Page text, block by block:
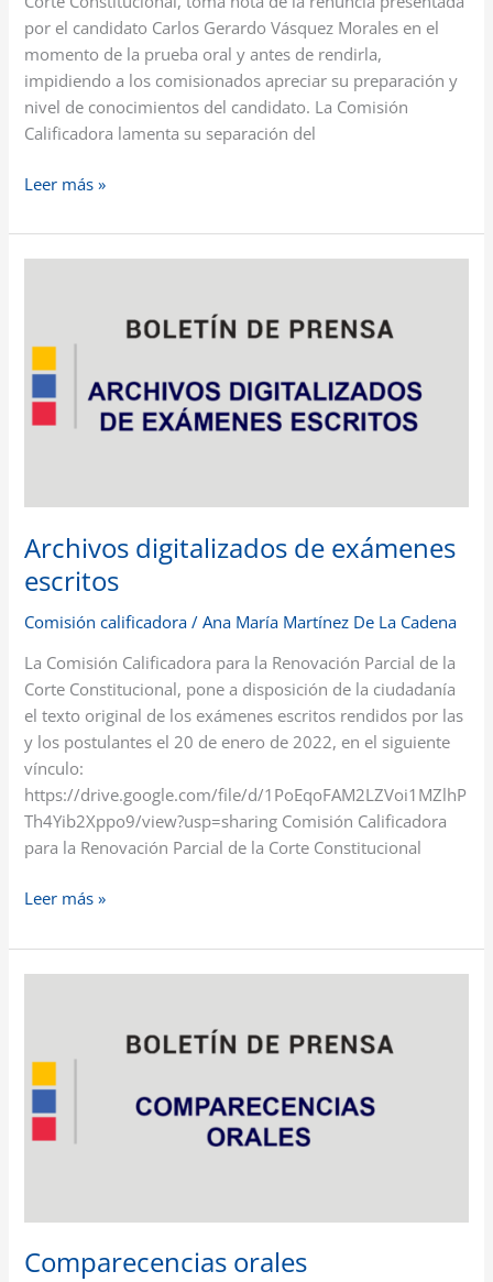
por el candidato Carlos Gerardo Vásquez Morales en el
momento de la prueba oral y antes de rendirla,
impidiendo a los comisionados apreciar su preparación y
nivel de conocimientos del candidato. La Comisión
Calificadora lamenta su separación del
Leer más »
Archivos digitalizados de exámenes
escritos
Comisión calificadora /Ana María Martínez De La Cadena
La Comisión Calificadora para la Renovación Parcial de la
Corte Constitucional, pone a disposición de la ciudadanía
el texto original de los exámenes escritos rendidos por las
y los postulantes el 20 de enero de 2022, en el siguiente
vínculo:
https://drive.google.com/file/d/1PoEqoFAM2LZVoi1MZlhP
Th4Yib2Xppo9/view?usp=sharing Comisión Calificadora
para la Renovación Parcial de la Corte Constitucional
exámenes
escritos
Leer más »
Comparecencias orales